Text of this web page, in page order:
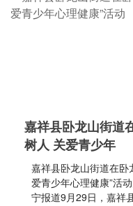
嘉祥县卧龙山街道
树人 关爱青少年
嘉祥县卧龙山街道在
爱青少年心理健康”活
宁报道9月29日，嘉祥